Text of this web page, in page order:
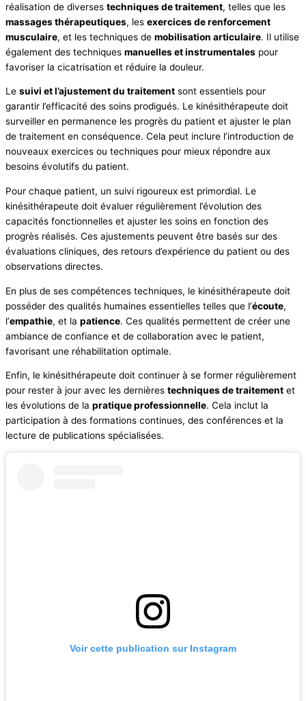
réalisation de diverses techniques de traitement, telles que les
massages thérapeutiques, les exercices de renforcement
musculaire, et les techniques de mobilisation articulaire. Il utilise
également des techniques manuelles et instrumentales pour
favoriser la cicatrisation et réduire la douleur.
Le suivi et l’ajustement du traitement sont essentiels pour
garantir l’efficacité des soins prodigués. Le kinésithérapeute doit
surveiller en permanence les progrès du patient et ajuster le plan
de traitement en conséquence. Cela peut inclure l’introduction de
nouveaux exercices ou techniques pour mieux répondre aux
besoins évolutifs du patient.
Pour chaque patient, un suivi rigoureux est primordial. Le
kinésithérapeute doit évaluer régulièrement l’évolution des
capacités fonctionnelles et ajuster les soins en fonction des
progrès réalisés. Ces ajustements peuvent être basés sur des
évaluations cliniques, des retours d’expérience du patient ou des
observations directes.
En plus de ses compétences techniques, le kinésithérapeute doit
posséder des qualités humaines essentielles telles que l’écoute,
l’empathie, et la patience. Ces qualités permettent de créer une
ambiance de confiance et de collaboration avec le patient,
favorisant une réhabilitation optimale.
Enfin, le kinésithérapeute doit continuer à se former régulièrement
pour rester à jour avec les dernières techniques de traitement et
les évolutions de la pratique professionnelle. Cela inclut la
participation à des formations continues, des conférences et la
lecture de publications spécialisées.
Voir cette publication sur Instagram